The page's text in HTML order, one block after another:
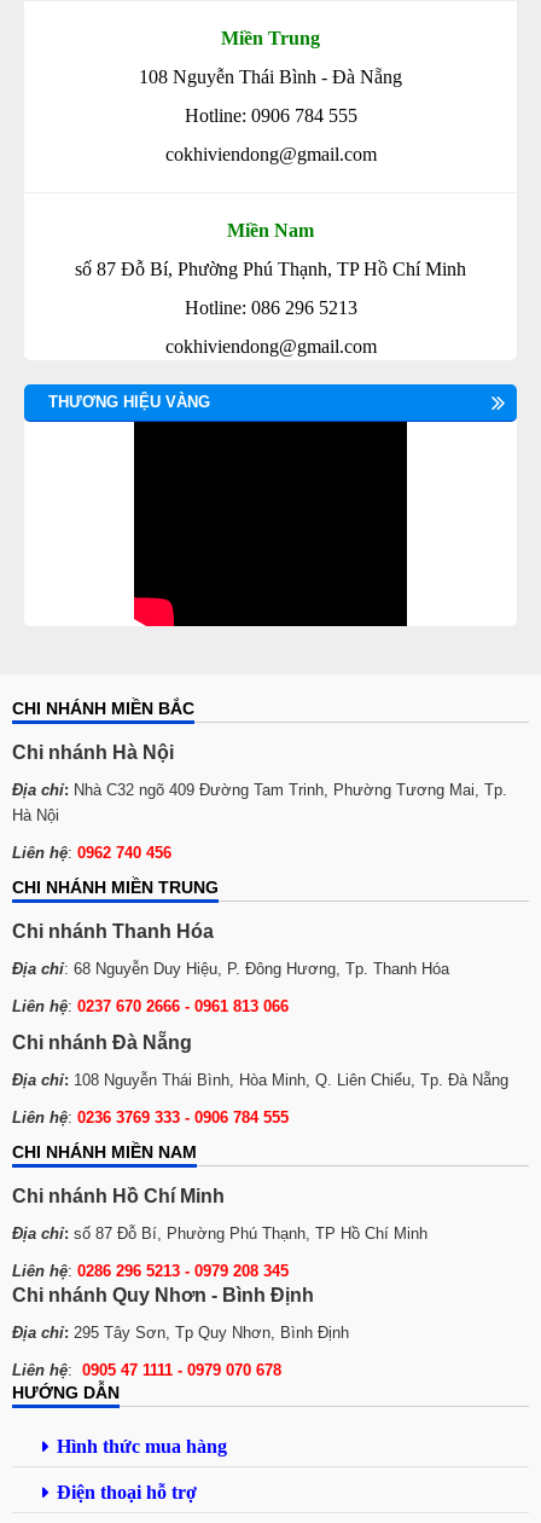
Miền Trung
108 Nguyễn Thái Bình - Đà Nẵng
Hotline: 0906 784 555
cokhiviendong@gmail.com
Miền Nam
số 87 Đỗ Bí, Phường Phú Thạnh, TP Hồ Chí Minh
Hotline: 086 296 5213
cokhiviendong@gmail.com
THƯƠNG HIỆU VÀNG
CHI NHÁNH MIỀN BẮC
Chi nhánh Hà Nội
Địa chỉ: Nhà C32 ngõ 409 Đường Tam Trinh, Phường Tương Mai, Tp.
Hà Nội
Liên hệ: 0962 740 456
CHI NHÁNH MIỀN TRUNG
Chi nhánh Thanh Hóa
Địa chỉ: 68 Nguyễn Duy Hiệu, P. Đông Hương, Tp. Thanh Hóa
Liên hệ: 0237 670 2666 - 0961 813 066
Chi nhánh Đà Nẵng
Địa chỉ: 108 Nguyễn Thái Bình, Hòa Minh, Q. Liên Chiểu, Tp. Đà Nẵng
Liên hệ: 0236 3769 333 - 0906 784 555
CHI NHÁNH MIỀN NAM
Chi nhánh Hồ Chí Minh
Địa chỉ: số 87 Đỗ Bí, Phường Phú Thạnh, TP Hồ Chí Minh
Liên hệ: 0286 296 5213 - 0979 208 345
Chi nhánh Quy Nhơn - Bình Định
Địa chỉ: 295 Tây Sơn, Tp Quy Nhơn, Bình Định
Liên hệ: 0905 47 1111 - 0979 070 678
HƯỚNG DẪN
Hình thức mua hàng
Điện thoại hỗ trợ